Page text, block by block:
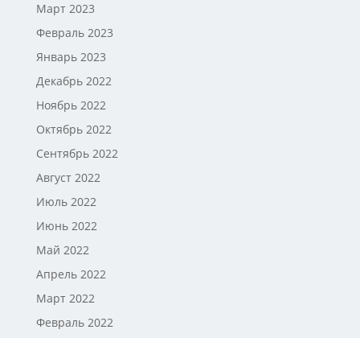
Март 2023
Февраль 2023
Январь 2023
Декабрь 2022
Ноябрь 2022
Октябрь 2022
Сентябрь 2022
Август 2022
Июль 2022
Июнь 2022
Май 2022
Апрель 2022
Март 2022
Февраль 2022